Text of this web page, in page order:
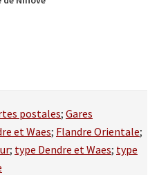
postales; Gares
et Waes; Flandre Orientale;
; type Dendre et Waes; type